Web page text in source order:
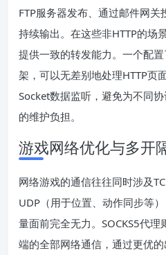
FTP服务器发布、通过邮件网
持续输出。在这些非HTTP的场
提供一致的转发能力。一个配
架，可以无差别地处理HTTP页
Socket数据监听，避免为不同
的维护负担。
游戏网络优化与多开
网络游戏的通信往往同时涉及
UDP（用于位置、动作同步等
量面前完全无力。SOCKS5代
端的全部网络通信，通过更优